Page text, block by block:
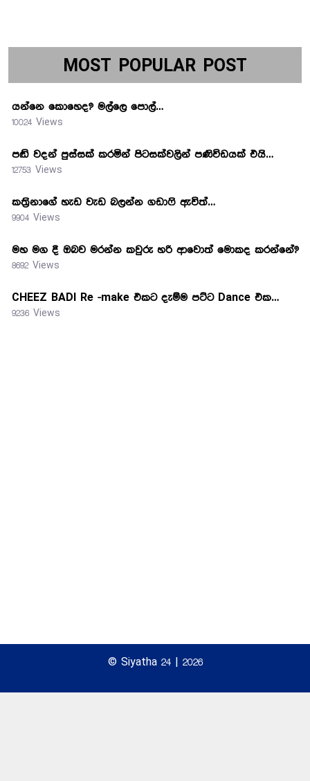
MOST POPULAR POST
යන්නෙ කොහෙද? මල්ලෙ පොල්…
10024 Views
පඬි වදන් පුස්සක් කරමින් පිටසක්වලින් පණිවිඩයක් එයි…
12753 Views
කත්‍රිනාගේ හැඩ වැඩ බලන්න ගඩාෆි ඇවිත්…
9904 Views
මහ මග දී ඔබව මරන්න කවුරු හරි ආවොත් මොකද කරන්නේ?
8692 Views
CHEEZ BADI Re -make එකට දැම්ම පට්ට Dance එක…
9236 Views
© Siyatha 24 | 2026